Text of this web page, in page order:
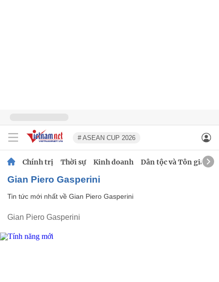
# ASEAN CUP 2026
Chính trị Thời sự Kinh doanh Dân tộc và Tôn giáo
Gian Piero Gasperini
Tin tức mới nhất về Gian Piero Gasperini
Gian Piero Gasperini